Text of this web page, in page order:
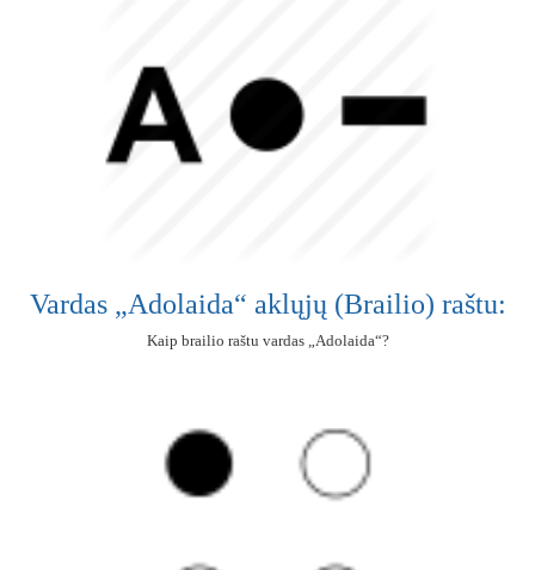
Vardas „Adolaida“ aklųjų (Brailio) raštu:
Kaip brailio raštu vardas „Adolaida“?